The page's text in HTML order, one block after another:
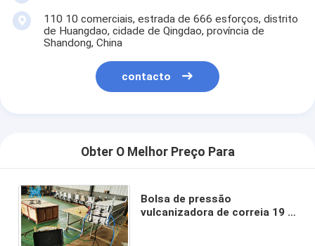
110 10 comerciais, estrada de 666 esforços, distrito
de Huangdao, cidade de Qingdao, província de
Shandong, China
contacto
Obter O Melhor Preço Para
Bolsa de pressão
vulcanizadora de correia 19 ×